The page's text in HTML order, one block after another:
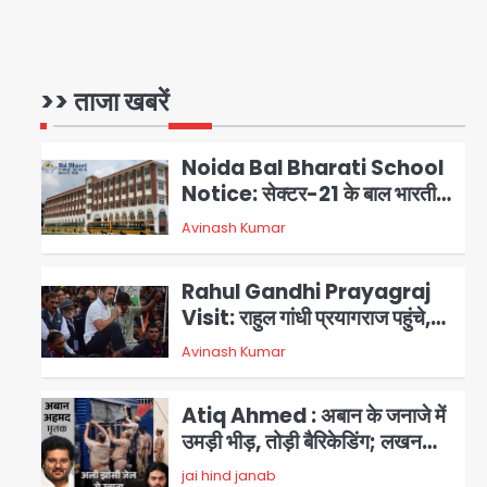
>> ताजा खबरें
1
ने जताया आभार
2
Noida Bal Bharati School
Notice: सेक्टर-21 के बाल भारती
स्कूल में बिना खिड़की-वेंटिलेशन
बेसमेंट में चल रही थी 8वीं की क्लास,
नोटिस
Avinash Kumar
3
Rahul Gandhi Prayagraj
Visit: राहुल गांधी प्रयागराज पहुंचे,
साथ में प्रियंका की बेटी मिराया; केपी
ग्राउंड में छात्रों से संवाद, सिर्फ 5
Avinash Kumar
Atiq Ahmed : अबान के जनाजे में
उमड़ी भीड़, तोड़ी बैरिकेडिंग; लखनऊ
जेल से लखनऊ पहुंचा उमर
jai hind janab